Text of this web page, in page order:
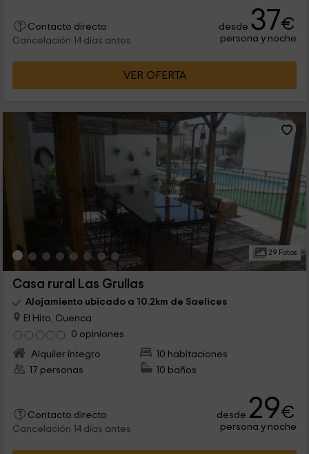
Contacto directo
Cancelación 14 días antes
desde 37€
persona y noche
VER OFERTA
29 Fotos
Casa rural Las Grullas
Alojamiento ubicado a 10.2km de Saelices
El Hito, Cuenca
0 opiniones
Alquiler íntegro
10 habitaciones
17 personas
10 baños
Contacto directo
Cancelación 14 días antes
desde 29€
persona y noche